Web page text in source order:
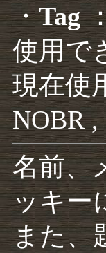
・Tag
使用で
現在使
NOBR
名前、
ッキー
また、